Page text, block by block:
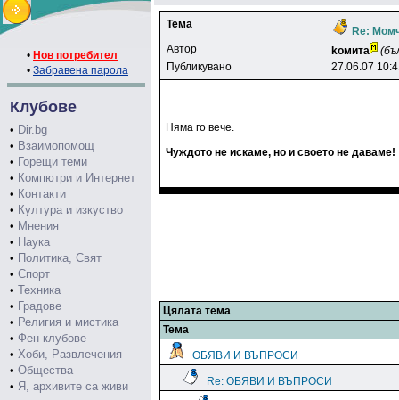
• Нов потребител
• Забравена парола
Клубове
• Dir.bg
• Взаимопомощ
• Горещи теми
• Компютри и Интернет
• Контакти
• Култура и изкуство
• Мнения
• Наука
• Политика, Свят
• Спорт
• Техника
• Градове
• Религия и мистика
• Фен клубове
• Хоби, Развлечения
• Общества
• Я, архивите са живи
Тема
Re:
Автор
koмитa
Публикувано
27.06.07
Няма го вече.
Чуждото не искаме, но и своето не даваме!
Цялата тема
Тема
ОБЯВИ И ВЪПРОСИ
Re: ОБЯВИ И ВЪПРОСИ